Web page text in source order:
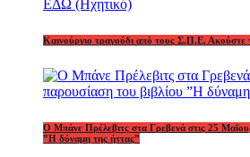
Καινούργιο τραγούδι από τους Σ.Π.Ε.
Ο Μπάνε Πρέλεβιτς στα Γρεβενά στις 25
”Η δύναμη της ήττας”